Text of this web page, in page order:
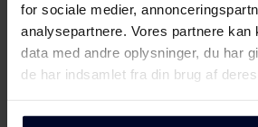
for sociale medier,
analysepartnere. Vores partnere kan
data med andre oplysninger, du har
de har indsamlet fra din brug af
Brugervejledning
Vis mere